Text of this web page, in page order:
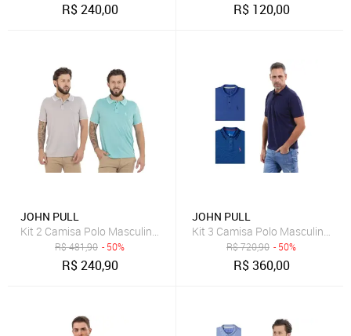
R$240,00 R$ 120,00
JOHN PULL
Kit 2 Camisa Polo Masculina Dia a Dia Conforto
R$481,90 - 50%
R$240,90
JOHN PULL
Kit 3 Camisa Polo Masculina
R$720,90 - 50%
R$360,00